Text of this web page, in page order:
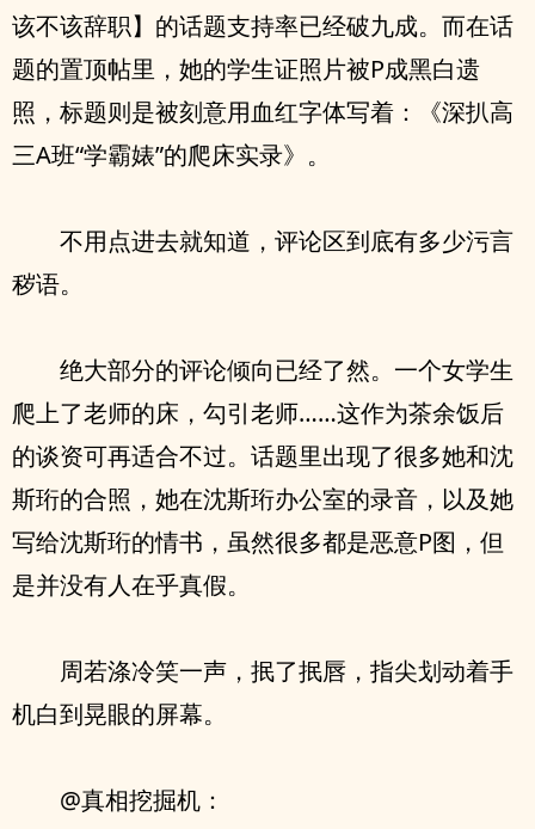
该不该辞职】的话题支持率已经破九成。而在话
题的置顶帖里，她的学生证照片被P成黑白遗
照，标题则是被刻意用血红字体写着：《深扒高
三A班“学霸婊”的爬床实录》。
不用点进去就知道，评论区到底有多少污言
秽语。
绝大部分的评论倾向已经了然。一个女学生
爬上了老师的床，勾引老师……这作为茶余饭后
的谈资可再适合不过。话题里出现了很多她和沈
斯珩的合照，她在沈斯珩办公室的录音，以及她
写给沈斯珩的情书，虽然很多都是恶意P图，但
是并没有人在乎真假。
周若涤冷笑一声，抿了抿唇，指尖划动着手
机白到晃眼的屏幕。
@真相挖掘机：